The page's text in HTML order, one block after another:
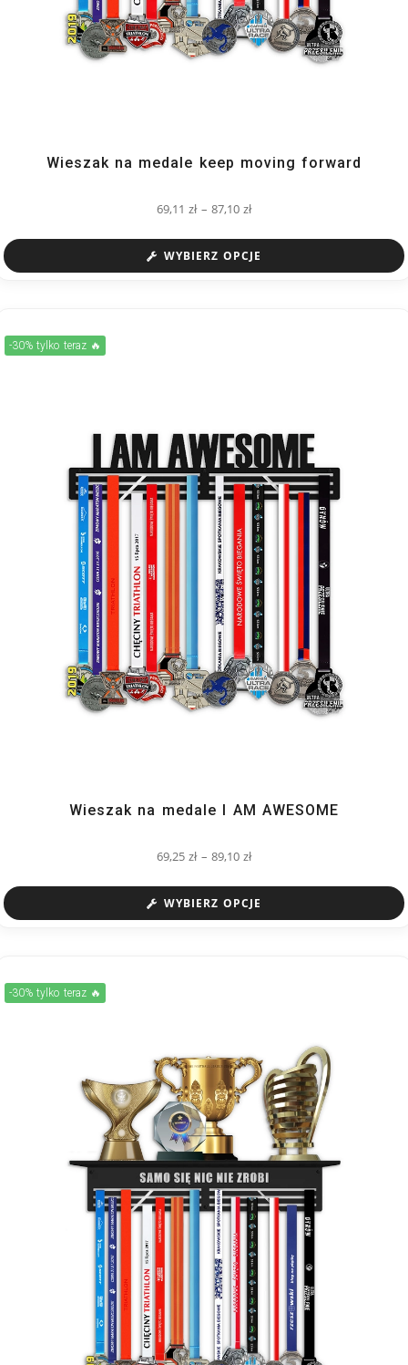
Wieszak na medale keep moving forward
69,11zł – 87,10zł
WYBIERZ OPCJE
-30% tylko teraz 🔥
Wieszak na medale I AM AWESOME
69,25zł – 89,10zł
WYBIERZ OPCJE
-30% tylko teraz 🔥